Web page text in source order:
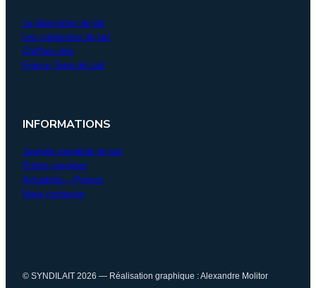
La fabrication du lait
Les catégories de lait
Chiffres-clés
France Terre de Lait
INFORMATIONS
Journée mondiale du lait
Portes ouvertes
Actualités – Presse
Nous contacter
© SYNDILAIT 2026 — Réalisation graphique : Alexandre Molitor